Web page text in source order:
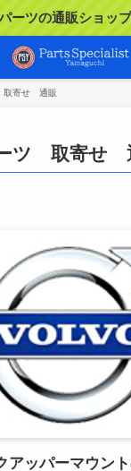
ーツの通販ショッ
寄せ 通販
ツ 取寄せ
アッパーマウン